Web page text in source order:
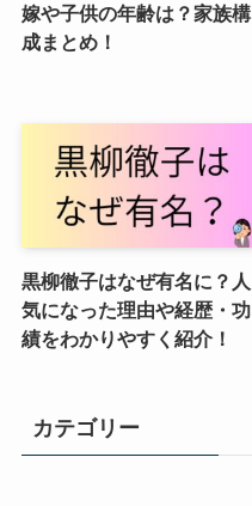
嫁や子供の年齢は？家族構
成まとめ！
黒柳徹子はなぜ有名に？人
気になった理由や経歴・功
績をわかりやすく紹介！
カテゴリー